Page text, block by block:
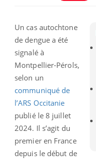
Un cas autochtone
de dengue a été
signalé à
Montpellier-Pérols,
selon un
communiqué de
l’ARS Occitanie
publié le 8 juillet
2024. Il s’agit du
premier en France
depuis le début de